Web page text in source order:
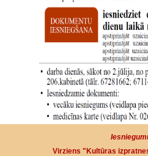
Virziens "Kultūras